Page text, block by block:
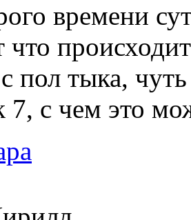
времени
что
пол тыка,
7, с чем это